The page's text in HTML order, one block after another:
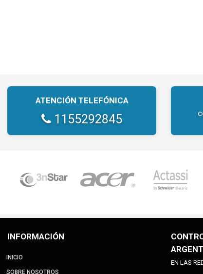
ATENCIÓN TELEFÓNICA
1155292845
INFORMACIÓN
INICIO
SOBRE NOSOTROS
EN LAS